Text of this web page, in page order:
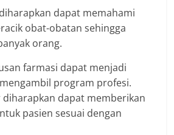
dapat memahami
obat-obatan sehingga
orang.
farmasi dapat menjadi
program profesi.
diharapkan dapat memberikan
pasien sesuai dengan